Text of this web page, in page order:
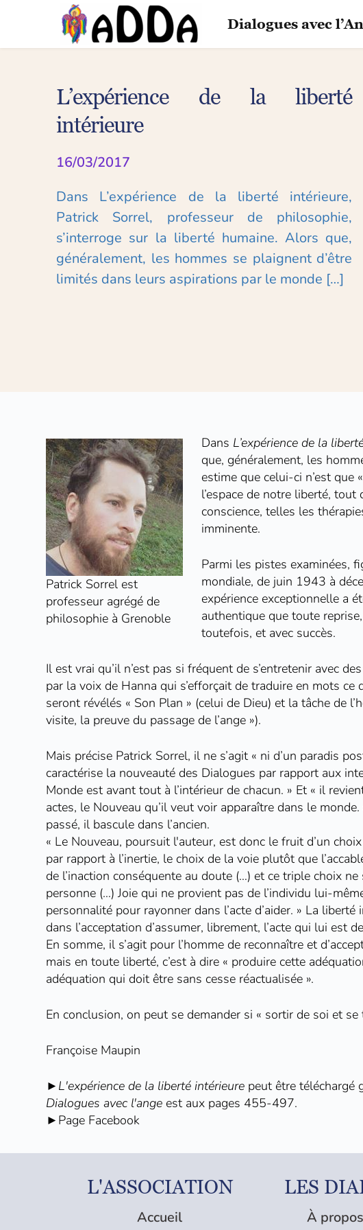
Dialogues avec
L’expérience de la liberté
intérieure
16/03/2017
Dans L’expérience de la liberté intérieure,
Patrick Sorrel, professeur de philosophie,
s’interroge sur la liberté humaine. Alors que,
généralement, les hommes se plaignent d’être
limités dans leurs aspirations par le monde […]
Patrick Sorrel est
professeur agrégé de
philosophie à Grenoble
Dans L’expérience de la
que, généralement, les
estime que celui-ci n’est que
l’espace de notre liberté, tout
conscience, telles les
imminente.
Parmi les pistes examinées,
mondiale, de juin 1943 à
expérience exceptionnelle a
authentique que toute
toutefois, et avec succès.
Il est vrai qu’il n’est pas si fréquent de s’entretenir avec
par la voix de Hanna qui s’efforçait de traduire en mots
seront révélés « Son Plan » (celui de Dieu) et la tâche de
visite, la preuve du passage de l’ange »).
Mais précise Patrick Sorrel, il ne s’agit « ni d’un paradis
caractérise la nouveauté des Dialogues par rapport aux
Monde est avant tout à l’intérieur de chacun. » Et « il
actes, le Nouveau qu’il veut voir apparaître dans le
passé, il bascule dans l’ancien.
« Le Nouveau, poursuit l'auteur, est donc le fruit d’un
par rapport à l’inertie, le choix de la voie plutôt que
de l’inaction conséquente au doute (…) et ce triple choix
personne (…) Joie qui ne provient pas de l’individu lui-
personnalité pour rayonner dans l’acte d’aider. » La
dans l’acceptation d’assumer, librement, l’acte qui lui est
En somme, il s’agit pour l’homme de reconnaître et
mais en toute liberté, c’est à dire « produire cette
adéquation qui doit être sans cesse réactualisée ».
En conclusion, on peut se demander si « sortir de soi et
Françoise Maupin
►L'expérience de la liberté intérieure peut êtretéléchargé
Dialogues avec l'ange est aux pages 455-497.
► Page Facebook
L'ASSOCIATION
Accueil
LES
À